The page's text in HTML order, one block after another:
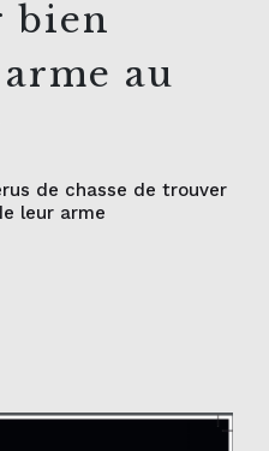
bien
au
de chasse de trouver
leur arme